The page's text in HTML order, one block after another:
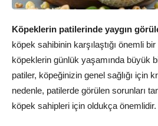
Köpeklerin patilerinde yaygın
köpek sahibinin karşılaştığı önemli
köpeklerin günlük yaşamında büyük
patiler, köpeğinizin genel sağlığı için
nedenle, patilerde görülen sorunları
köpek sahipleri için oldukça önemlidir.